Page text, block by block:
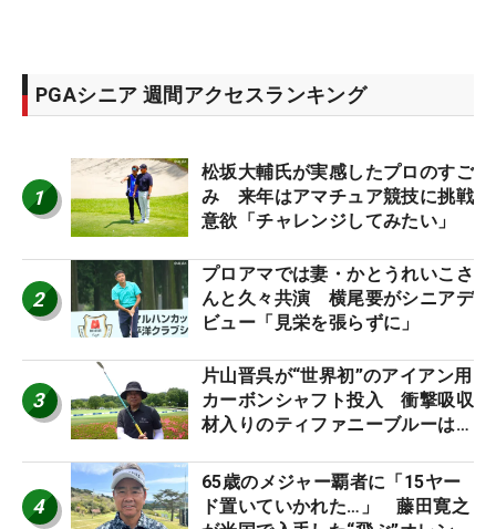
PGAシニア 週間アクセスランキング
1
松坂大輔氏が実感したプロのすご
み 来年はアマチュア競技に挑戦
意欲「チャレンジしてみたい」
2
プロアマでは妻・かとうれいこさ
んと久々共演 横尾要がシニアデ
ビュー「見栄を張らずに」
3
片山晋呉が“世界初”のアイアン用
カーボンシャフト投入 衝撃吸収
材入りのティファニーブルーは
4
65歳のメジャー覇者に「15ヤー
ド置いていかれた…」 藤田寛之